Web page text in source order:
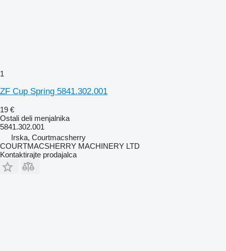
1
ZF Cup Spring 5841.302.001
19 €
Ostali deli menjalnika
5841.302.001
Irska, Courtmacsherry
COURTMACSHERRY MACHINERY LTD
Kontaktirajte prodajalca